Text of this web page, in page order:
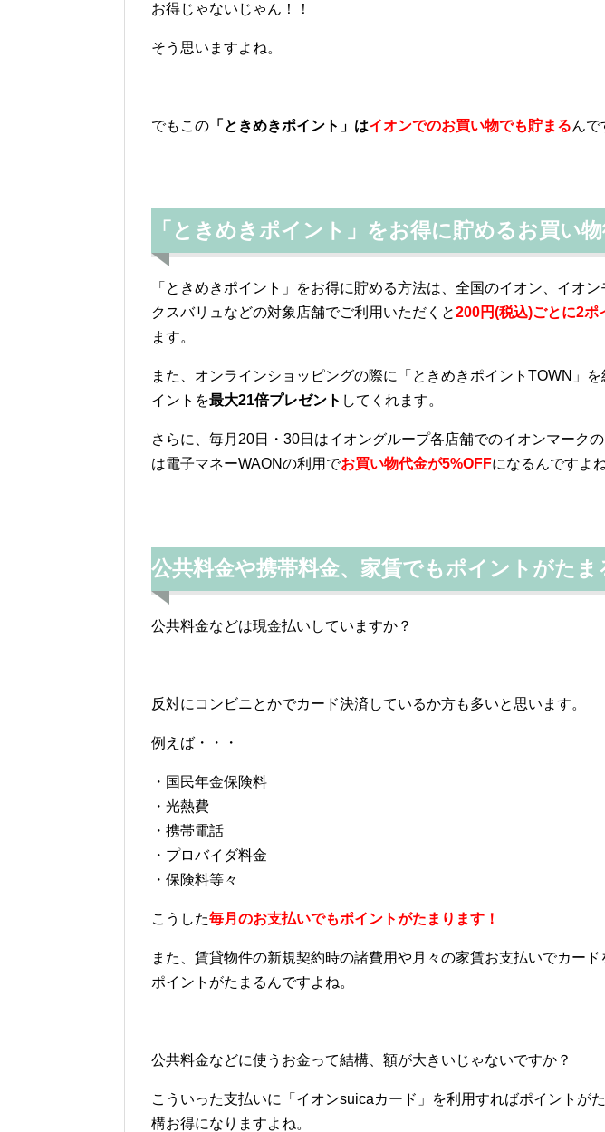
お得じゃないじゃん！！
そう思いますよね。
でもこの 「ときめきポイント」はイオンでのお買い物でも貯まるんで
「ときめきポイント」をお得に貯めるお買い物
「ときめきポイント」をお得に貯める方法は、全国のイオン、イオ
クスバリュなどの対象店舗でご利用いただくと200円(税込)ごとに2ポ
ます。
また、オンラインショッピングの際に「ときめきポイントTOWN」
イントを最大21倍プレゼント してくれます。
さらに、毎月20日・30日はイオングループ各店舗でのイオンマーク
は電子マネーWAONの利用でお買い物代金が5%OFFになるんですよね
公共料金や携帯料金、家賃でもポイントがたま
公共料金などは現金払いしていますか？
反対にコンビニとかでカード決済しているか方も多いと思います。
例えば・・・
・国民年金保険料
・光熱費
・携帯電話
・プロバイダ料金
・保険料等々
こうした毎月のお支払いでもポイントがたまります！
また、賃貸物件の新規契約時の諸費用や月々の家賃お支払いでカード
ポイントがたまるんですよね。
公共料金などに使うお金って結構、額が大きいじゃないですか？
こういった支払いに「イオンsuicaカード」を利用すればポイントが
構お得になりますよね。